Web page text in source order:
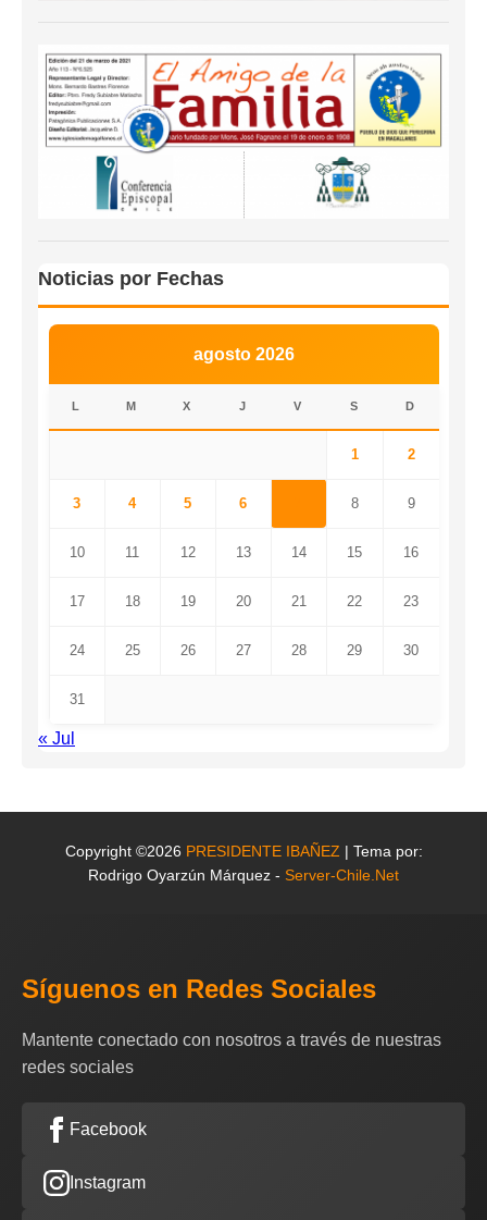
Noticias por Fechas
agosto 2026
L M X J V S D
1 2
3 4 5 6 8 9
10 11 12 13 14 15 16
17 18 19 20 21 22 23
24 25 26 27 28 29 30
31
« Jul
Copyright ©2026 PRESIDENTE IBAÑEZ | Tema por:
Rodrigo Oyarzún Márquez - Server-Chile.Net
Síguenos en Redes Sociales
Mantente conectado con nosotros a través de nuestras
redes sociales
Facebook
Instagram